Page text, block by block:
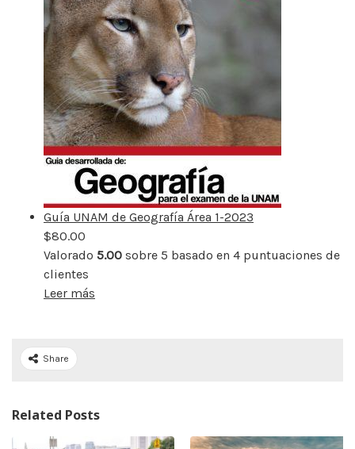
Guía UNAM de Geografía Área 1-2023
$80.00
Valorado 5.00 sobre 5 basado en 4 puntuaciones de
clientes
Leer más
Share
Related Posts